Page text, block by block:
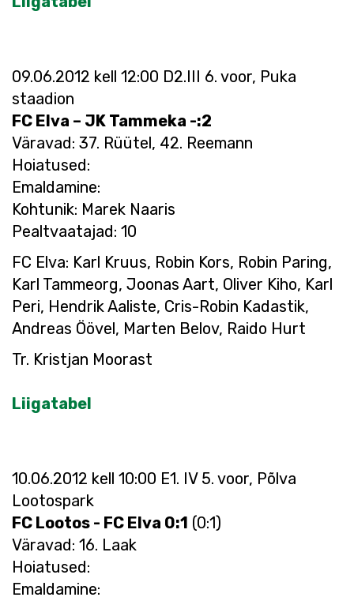
09.06.2012 kell 12:00 D2.III 6. voor, Puka
staadion
FC Elva – JK Tammeka -:2
Väravad: 37. Rüütel, 42. Reemann
Hoiatused:
Emaldamine:
Kohtunik: Marek Naaris
Pealtvaatajad: 10
FC Elva: Karl Kruus, Robin Kors, Robin Paring,
Karl Tammeorg, Joonas Aart, Oliver Kiho, Karl
Peri, Hendrik Aaliste, Cris-Robin Kadastik,
Andreas Öövel, Marten Belov, Raido Hurt
Tr. Kristjan Moorast
Liigatabel
10.06.2012 kell 10:00 E1. IV 5. voor, Põlva
Lootospark
FC Lootos - FC Elva 0:1 (0:1)
Väravad: 16. Laak
Hoiatused:
Emaldamine: